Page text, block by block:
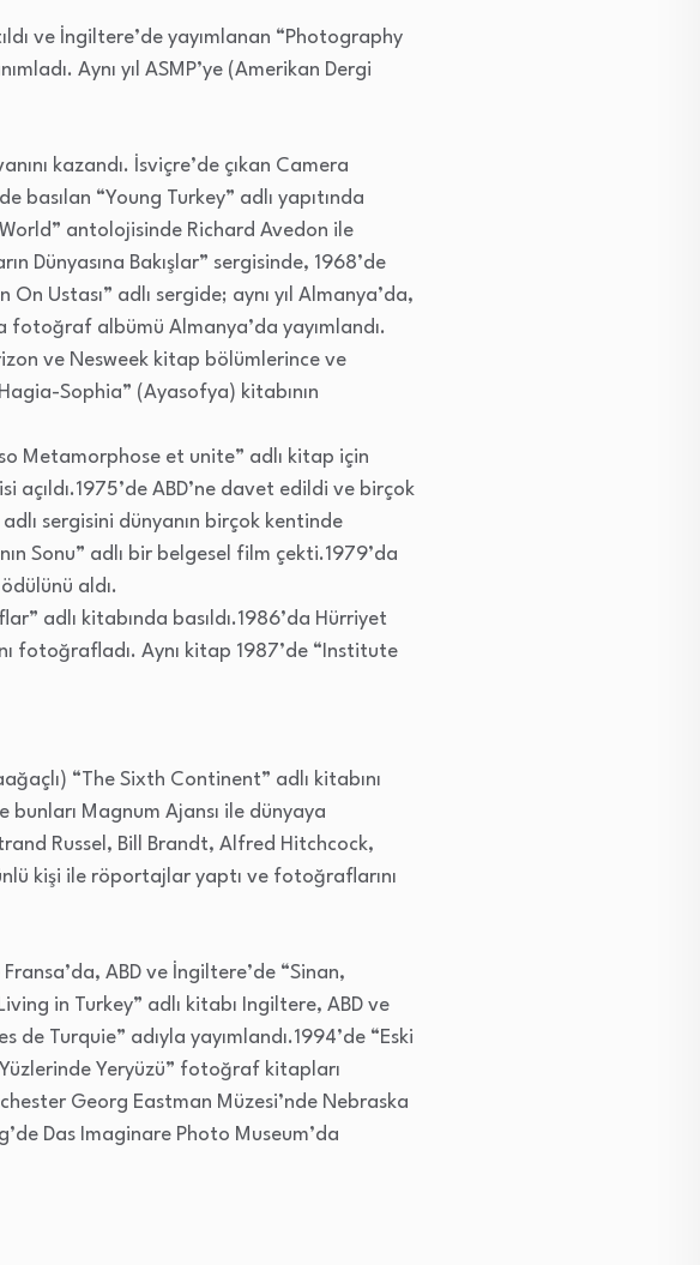
ve İngiltere’de yayımlanan “Photography
Aynı yıl ASMP’ye (Amerikan Dergi
kazandı. İsviçre’de çıkan Camera
basılan “Young Turkey” adlı yapıtında
antolojisinde Richard Avedon ile
Dünyasına Bakışlar” sergisinde, 1968’de
Ustası” adlı sergide; aynı yıl Almanya’da,
fotoğraf albümü Almanya’da yayımlandı.
ve Nesweek kitap bölümlerince ve
Sophia” (Ayasofya) kitabının
Metamorphose et unite” adlı kitap için
açıldı.1975’de ABD’ne davet edildi ve birçok
sergisini dünyanın birçok kentinde
Sonu” adlı bir belgesel film çekti.1979’da
aldı.
adlı kitabında basıldı.1986’da Hürriyet
fotoğrafladı. Aynı kitap 1987’de “Institute
“The Sixth Continent” adlı kitabını
Magnum Ajansı ile dünyaya
Russel, Bill Brandt, Alfred Hitchcock,
kişi ile röportajlar yaptı ve fotoğraflarını
ABD ve İngiltere’de “Sinan,
in Turkey” adlı kitabı Ingiltere, ABD ve
de Turquie” adıyla yayımlandı.1994’de “Eski
Yüzlerinde Yeryüzü” fotoğraf kitapları
Georg Eastman Müzesi’nde Nebraska
Das Imaginare Photo Museum’da